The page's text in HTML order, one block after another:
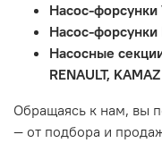
Неисправности
или чрезмерным
Неисправность
впуска/выпуска.
Насос-форсунки
Насос-форсунки
Насосные
RENAULT, KAMAZ
Обращаясь к нам, вы
— от подбора и